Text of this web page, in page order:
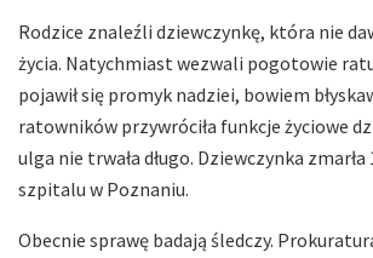
Rodzice znaleźli dziewczynkę, która nie
życia. Natychmiast wezwali pogotowie
pojawił się promyk nadziei, bowiem
ratowników przywróciła funkcje życiowe
ulga nie trwała długo. Dziewczynka
szpitalu w Poznaniu.
Obecnie sprawę badają śledczy.